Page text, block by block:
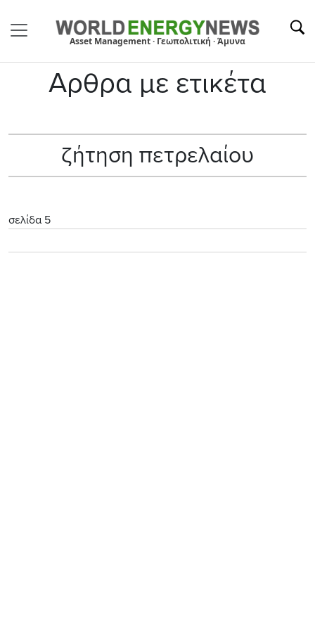
Asset Management · Γεωπολιτική · Άμυνα
Αρθρα με ετικέτα
ζήτηση πετρελαίου
σελίδα 5